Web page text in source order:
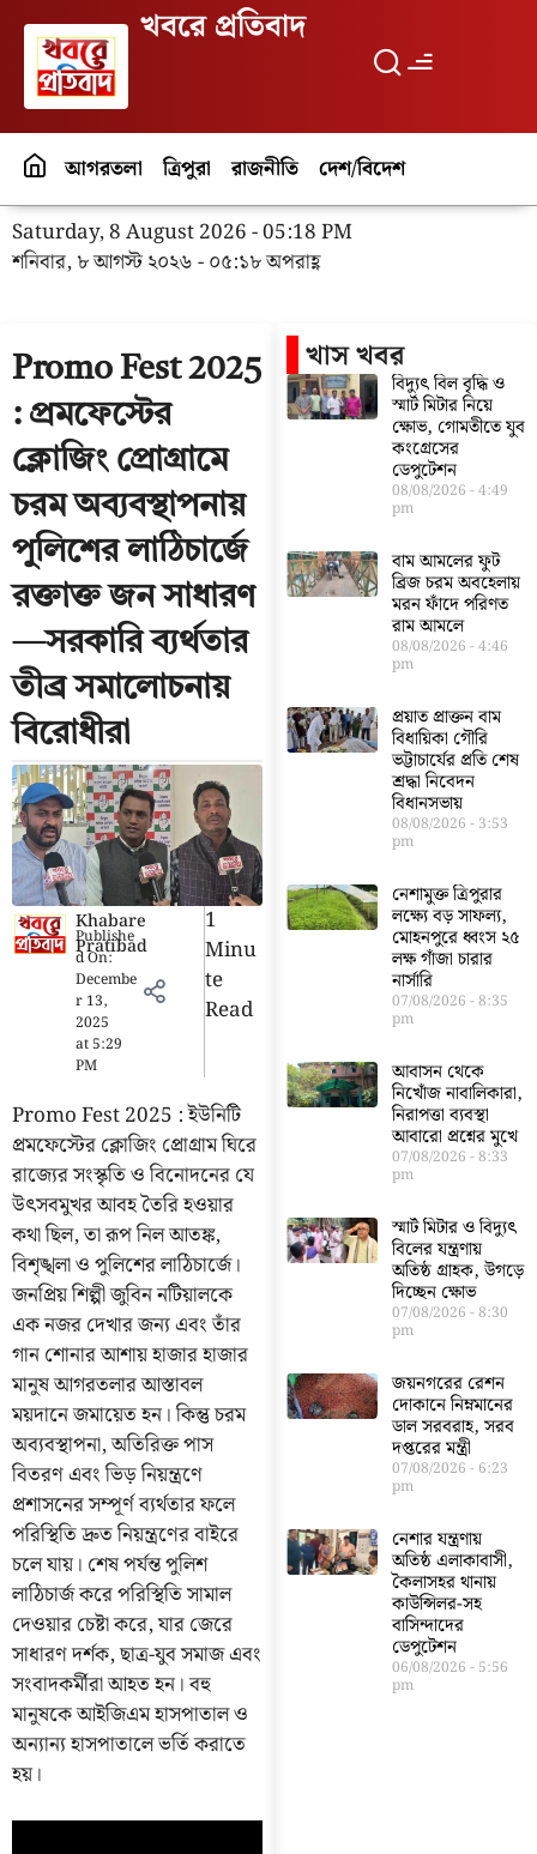
খবরে প্রতিবাদ
আগরতলা ত্রিপুরা রাজনীতি দেশ/বিদেশ
Saturday, 8 August 2026 - 05:18 PM
শনিবার, ৮ আগস্ট ২০২৬ - ০৫:১৮ অপরাহ্ণ
Promo Fest 2025
: প্রমফেস্টের
ক্লোজিং প্রোগ্রামে
চরম অব্যবস্থাপনায়
পুলিশের লাঠিচার্জে
রক্তাক্ত জন সাধারণ
—সরকারি ব্যর্থতার
তীব্র সমালোচনায়
বিরোধীরা
Khabare
Pratibad
Publishe
d On:
Decembe
r 13,
2025
at5:29
PM
1
Minu
Te
Read
Promo Fest 2025 : ইউনিটি
প্রমফেস্টের ক্লোজিং প্রোগ্রাম ঘিরে
রাজ্যের সংস্কৃতি ও বিনোদনের যে
উৎসবমুখর আবহ তৈরি হওয়ার
কথা ছিল, তা রূপ নিল আতঙ্ক,
বিশৃঙ্খলা ও পুলিশের লাঠিচার্জে।
জনপ্রিয় শিল্পী জুবিন নটিয়ালকে
এক নজর দেখার জন্য এবং তাঁর
গান শোনার আশায় হাজার হাজার
মানুষ আগরতলার আস্তাবল
ময়দানে জমায়েত হন। কিন্তু চরম
অব্যবস্থাপনা, অতিরিক্ত পাস
বিতরণ এবং ভিড় নিয়ন্ত্রণে
প্রশাসনের সম্পূর্ণ ব্যর্থতার ফলে
পরিস্থিতি দ্রুত নিয়ন্ত্রণের বাইরে
চলে যায়। শেষ পর্যন্ত পুলিশ
লাঠিচার্জ করে পরিস্থিতি সামাল
দেওয়ার চেষ্টা করে, যার জেরে
সাধারণ দর্শক, ছাত্র-যুব সমাজ এবং
সংবাদকর্মীরা আহত হন। বহু
মানুষকে আইজিএম হাসপাতাল ও
অন্যান্য হাসপাতালে ভর্তি করাতে
হয়।
খাস খবর
বিদ্যুৎ বিল বৃদ্ধি ও
স্মার্ট মিটার নিয়ে
ক্ষোভ, গোমতীতে যুব
কংগ্রেসের
ডেপুটেশন
08/08/2026 4:49
pm
বাম আমলের ফুট
ব্রিজ চরম অবহেলায়
মরন ফাঁদে পরিণত
রাম আমলে
08/08/2026 4:46
pm
প্রয়াত প্রাক্তন বাম
বিধায়িকা গৌরি
ভট্টাচার্যের প্রতি শেষ
শ্রদ্ধা নিবেদন
বিধানসভায়
08/08/2026 3:53
pm
নেশামুক্ত ত্রিপুরার
লক্ষ্যে বড় সাফল্য,
মোহনপুরে ধ্বংস ২৫
লক্ষ গাঁজা চারার
নার্সারি
07/08/2026 8:35
pm
আবাসন থেকে
নিখোঁজ নাবালিকারা,
নিরাপত্তা ব্যবস্থা
আবারো প্রশ্নের মুখে
07/08/2026 8:33
pm
স্মার্ট মিটার ও বিদ্যুৎ
বিলের যন্ত্রণায়
অতিষ্ঠ গ্রাহক, উগড়ে
দিচ্ছেন ক্ষোভ
07/08/2026 8:30
pm
জয়নগরের রেশন
দোকানে নিম্নমানের
ডাল সরবরাহ, সরব
দপ্তরের মন্ত্রী
07/08/2026 6:23
pm
নেশার যন্ত্রণায়
অতিষ্ঠ এলাকাবাসী,
কৈলাসহর থানায়
কাউন্সিলর-সহ
বাসিন্দাদের
ডেপুটেশন
06/08/2026 5:56
pm